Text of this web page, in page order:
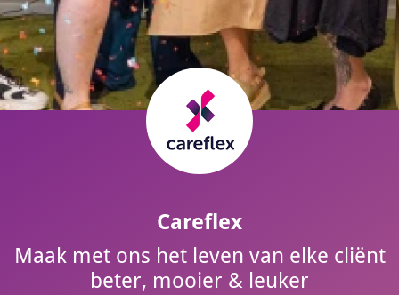
Careflex
Maak met ons het leven van elke cliënt
beter, mooier & leuker